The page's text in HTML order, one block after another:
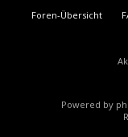
Foren-Übersicht
Powered by